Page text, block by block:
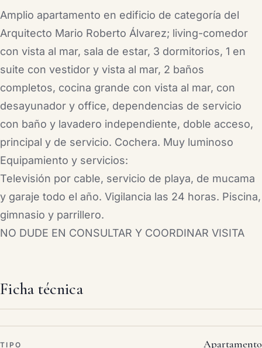
Amplio apartamento en edificio de categoría del
Arquitecto Mario Roberto Álvarez; living-comedor
con vista al mar, sala de estar, 3 dormitorios, 1 en
suite con vestidor y vista al mar, 2 baños
completos, cocina grande con vista al mar, con
desayunador y office, dependencias de servicio
con baño y lavadero independiente, doble acceso,
principal y de servicio. Cochera. Muy luminoso
Equipamiento y servicios:
Televisión por cable, servicio de playa, de mucama
y garaje todo el año. Vigilancia las 24 horas. Piscina,
gimnasio y parrillero.
NO DUDE EN CONSULTAR Y COORDINAR VISITA
Ficha técnica
TIPO Apartamento